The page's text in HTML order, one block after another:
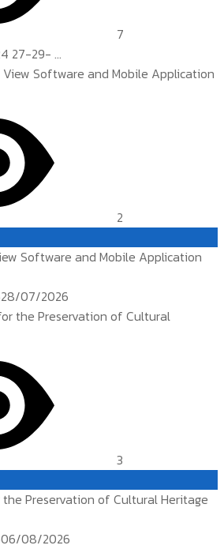
7
27-29- ...
2
Software and Mobile Application
28/07/2026
3
the Preservation of Cultural Heritage
06/08/2026